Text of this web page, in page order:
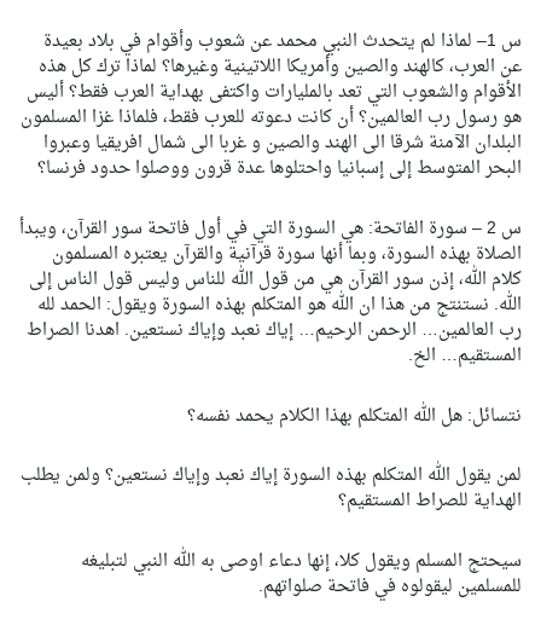
س 1– لماذا لم يتحدث النبي محمد عن شعوب وأقوام في بلاد بعيدة
عن العرب، كالهند والصين وأمريكا اللاتينية وغيرها؟ لماذا ترك كل هذه
الأقوام والشعوب التي تعد بالمليارات واكتفى بهداية العرب فقط؟ أليس
هو رسول رب العالمين؟ أن كانت دعوته للعرب فقط، فلماذا غزا المسلمون
البلدان الآمنة شرقا الى الهند والصين و غربا الى شمال افريقيا وعبروا
البحر المتوسط إلى إسبانيا واحتلوها عدة قرون ووصلوا حدود فرنسا؟
س 2 – سورة الفاتحة: هي السورة التي في أول فاتحة سور القرآن، ويبدأ
الصلاة بهذه السورة، وبما أنها سورة قرآنية والقرآن يعتبره المسلمون
كلام الله، إذن سور القرآن هي من قول الله للناس وليس قول الناس إلى
الله. نستنتج من هذا ان الله هو المتكلم بهذه السورة ويقول: الحمد لله
رب العالمين… الرحمن الرحيم… إياك نعبد وإياك نستعين. اهدنا الصراط
المستقيم… الخ.
نتسائل: هل الله المتكلم بهذا الكلام يحمد نفسه؟
لمن يقول الله المتكلم بهذه السورة إياك نعبد وإياك نستعين؟ ولمن يطلب
الهداية للصراط المستقيم؟
سيحتج المسلم ويقول كلا، إنها دعاء اوصى به الله النبي لتبليغه
للمسلمين ليقولوه في فاتحة صلواتهم.